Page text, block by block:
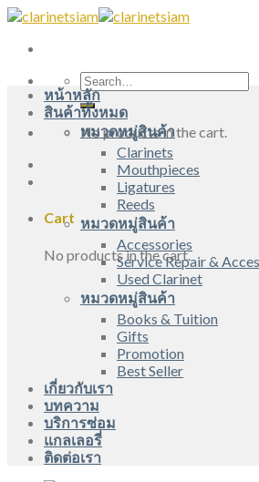
Skip
content
Search
for:
No products in the cart.
Cart
No products in the cart.
หน้าหลัก
สินค้าทั้งหมด
หมวดหมู่สินค้า
Clarinets
Mouthpieces
Ligatures
Reeds
หมวดหมู่สินค้า
Accessories
Service Repair &
Used Clarinet
หมวดหมู่สินค้า
Books & Tuition
Gifts
Promotion
Best Seller
เกี่ยวกับเรา
บทความ
บริการซ่อม
แกลเลอรี่
ติดต่อเรา